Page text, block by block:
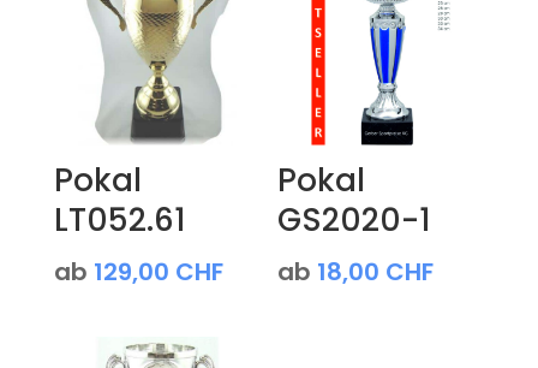
Pokal
LT052.61
ab 129,00 CHF
Pokal
GS2020-1
ab 18,00 CHF